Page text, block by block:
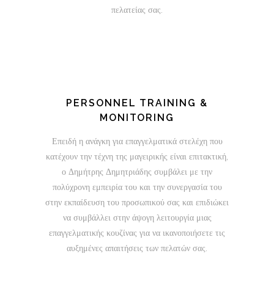
πελατείας σας.
PERSONNEL TRAINING &
MONITORING
Επειδή η ανάγκη για επαγγελματικά στελέχη που
κατέχουν την τέχνη της μαγειρικής είναι επιτακτική,
ο Δημήτρης Δημητριάδης συμβάλει με την
πολύχρονη εμπειρία του και την συνεργασία του
στην εκπαίδευση του προσωπικού σας και επιδιώκει
να συμβάλλει στην άψογη λειτουργία μιας
επαγγελματικής κουζίνας για να ικανοποιήσετε τις
αυξημένες απαιτήσεις των πελατών σας.